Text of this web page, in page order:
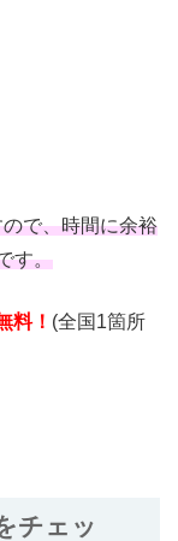
で、時間に余裕
す。
料！ (全国1箇所
チェッ